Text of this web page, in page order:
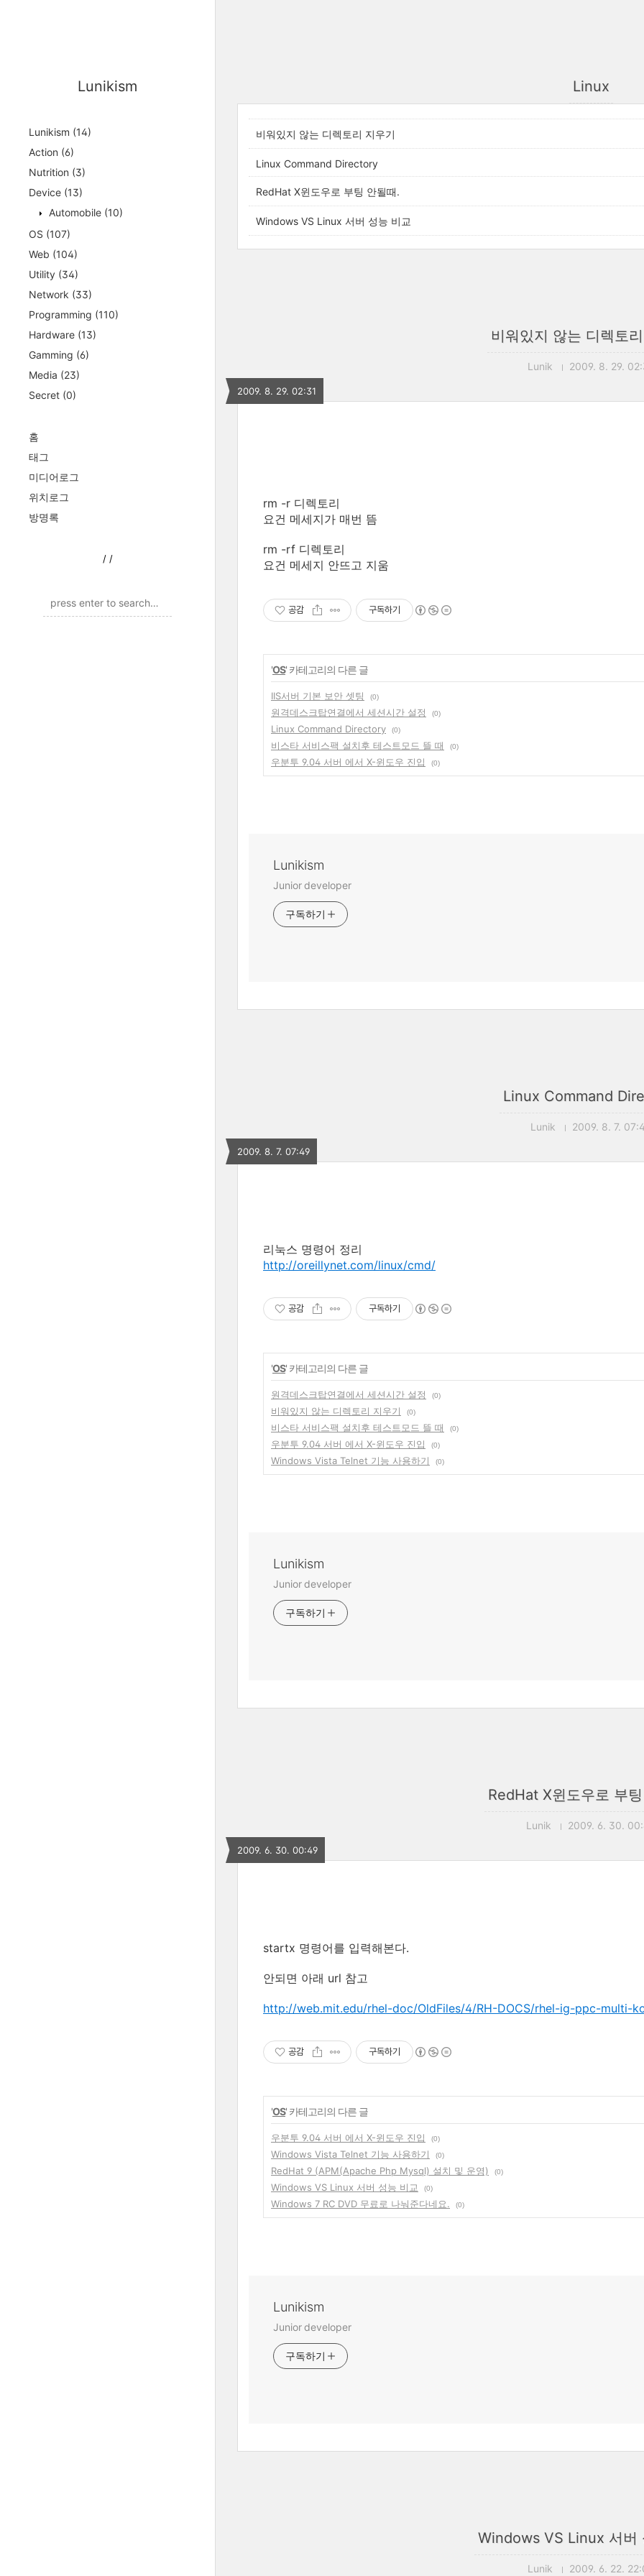
Lunikism
Lunikism (14)
Action (6)
Nutrition (3)
Device (13)
Automobile (10)
OS (107)
Web (104)
Utility (34)
Network (33)
Programming (110)
Hardware (13)
Gamming (6)
Media (23)
Secret (0)
홈
태그
미디어로그
위치로그
방명록
/ /
Linux
비워있지 않는 디렉토리 지우기
Linux Command Directory
RedHat X윈도우로 부팅 안될때.
Windows VS Linux 서버 성능 비교
비워있지 않는 디렉토
Lunik 2009. 8. 29.
2009. 8. 29. 02:31
rm -r 디렉토리
요건 메세지가 매번 뜸
rm -rf 디렉토리
요건 메세지 안뜨고 지움
공감 구독하기
'OS' 카테고리의 다른 글
IIS서버 기본 보안 셋팅 (0)
원격데스크탑연결에서 세션시간 설정
(0)
Linux Command Directory
(0)
비스타 서비스팩 설치후 테스트모드 뜰 때
(0)
우분투 9.04 서버 에서 X-윈도우 진입
(0)
Lunikism
Junior developer
구독하기
Linux Command
Lunik 2009. 8. 7.
2009. 8. 7. 07:49
리눅스 명령어 정리
http://oreillynet.com/linux/cmd/
공감 구독하기
'OS' 카테고리의 다른 글
원격데스크탑연결에서 세션시간 설정 (0)
비워있지 않는 디렉토리 지우기
(0)
비스타 서비스팩 설치후 테스트모드 뜰 때
(0)
우분투 9.04 서버 에서 X-윈도우 진입
(0)
Windows Vista Telnet 기능 사용하기
(0)
Lunikism
Junior developer
구독하기
RedHat X윈도우로 부
Lunik 2009. 6. 30.
2009. 6. 30. 00:49
startx 명령어를 입력해본다.
안되면 아래 url 참고
http://web.mit.edu/rhel-doc/OldFiles/4/RH-DOCS/rhel-ig-ppc-multi-
공감 구독하기
'OS' 카테고리의 다른 글
우분투 9.04 서버 에서 X-윈도우 진입 (0)
Windows Vista Telnet 기능 사용하기
(0)
RedHat 9 (APM(Apache Php Mysql) 설치 및 운영)
(0)
Windows VS Linux 서버 성능 비교
(0)
Windows 7 RC DVD 무료로 나눠준다네요.
(0)
Lunikism
Junior developer
구독하기
Windows VS Linux 서버
Lunik 2009. 6. 22.